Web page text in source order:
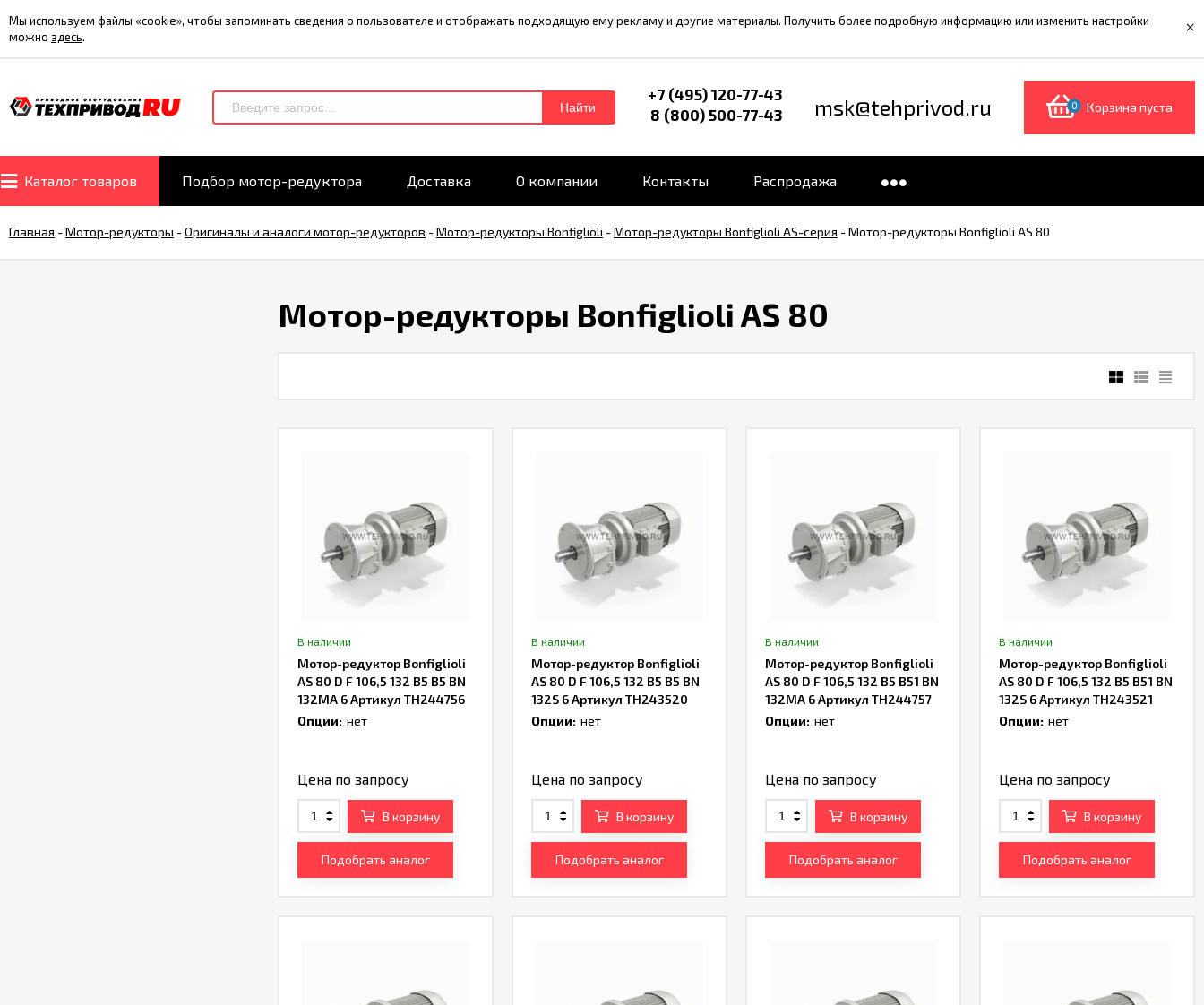
Мы используем файлы «cookie», чтобы запоминать сведения о пользователе и отображать подходящую ему рекламу и другие материалы. Получить более подробную информацию или изменить настройки
можно здесь. ×
Найти
+7 (495) 120-77-43
8 (800) 500-77-43
msk@tehprivod.ru 0 Корзина пуста
Каталог товаров Подбор мотор-редуктора Доставка О компании Контакты Распродажа
Главная -Мотор-редукторы -Оригиналы и аналоги мотор-редукторов -Мотор-редукторы Bonfiglioli -Мотор-редукторы Bonfiglioli AS-серия -Мотор-редукторы Bonfiglioli AS 80
Мотор-редукторы Bonfiglioli AS 80
В наличии
Мотор-редуктор Bonfiglioli
AS 80 D F 106,5 132 B5 B5 BN
132MA 6 Артикул TH244756
Опции: нет
Цена по запросу
В корзину
Подобрать аналог
В наличии
Мотор-редуктор Bonfiglioli
AS 80 D F 106,5 132 B5 B5 BN
132S 6 Артикул TH243520
Опции: нет
Цена по запросу
В корзину
Подобрать аналог
В наличии
Мотор-редуктор Bonfiglioli
AS 80 D F 106,5 132 B5 B51 BN
132MA 6 Артикул TH244757
Опции: нет
Цена по запросу
В корзину
Подобрать аналог
В наличии
Мотор-редуктор Bonfiglioli
AS 80 D F 106,5 132 B5 B51 BN
132S 6 Артикул TH243521
Опции: нет
Цена по запросу
В корзину
Подобрать аналог